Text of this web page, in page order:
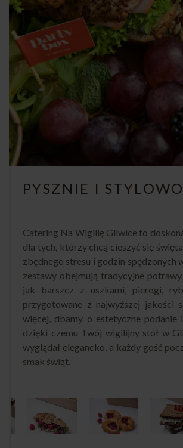
PYSZNIE I STYLOWO
Catering Na Wigilię Gliwice to
dla tych, którzy chcą cieszyć się
zbędnego stresu i godzin spędzonych
zestawy obejmują tradycyjne
jak barszcz z uszkami, pierogi,
przygotowane z najwyższej jakości
więcej, dbamy o estetyczne podanie
dzięki czemu Twój wigilijny stół w
wyglądał elegancko, a każdy gość
smak świąt.